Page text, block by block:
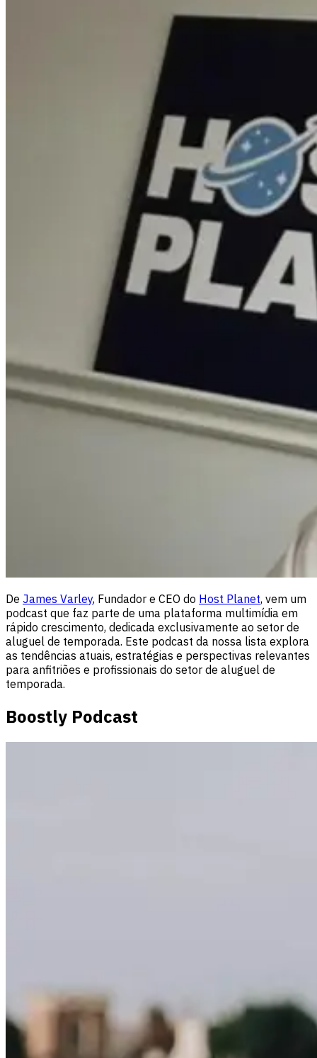
De James Varley, Fundador e CEO do Host Planet, vem um
podcast que faz parte de uma plataforma multimídia em
rápido crescimento, dedicada exclusivamente ao setor de
aluguel de temporada. Este podcast da nossa lista explora
as tendências atuais, estratégias e perspectivas relevantes
para anfitriões e profissionais do setor de aluguel de
temporada.
Boostly Podcast